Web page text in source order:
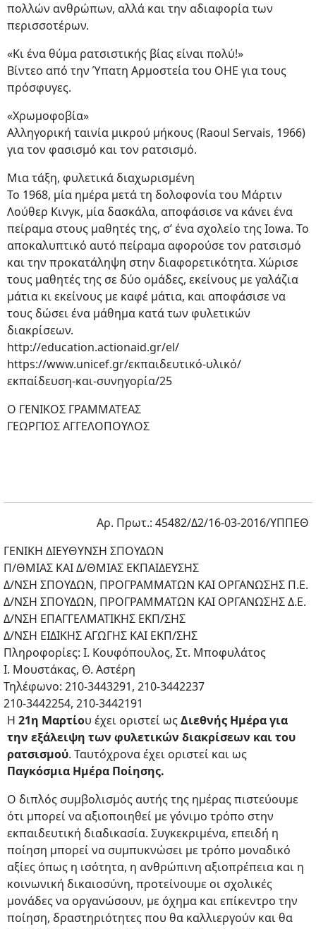
πολλών ανθρώπων, αλλά και την αδιαφορία των
περισσοτέρων.
«Κι ένα θύμα ρατσιστικής βίας είναι πολύ!»
Βίντεο από την Ύπατη Αρμοστεία του ΟΗΕ για τους
πρόσφυγες.
«Χρωμοφοβία»
Αλληγορική ταινία μικρού μήκους (Raoul Servais, 1966)
για τον φασισμό και τον ρατσισμό.
Μια τάξη, φυλετικά διαχωρισμένη
Το 1968, μία ημέρα μετά τη δολοφονία του Μάρτιν
Λούθερ Κινγκ, μία δασκάλα, αποφάσισε να κάνει ένα
πείραμα στους μαθητές της, σ’ ένα σχολείο της Iowa. Το
αποκαλυπτικό αυτό πείραμα αφορούσε τον ρατσισμό
και την προκατάληψη στην διαφορετικότητα. Χώρισε
τους μαθητές της σε δύο ομάδες, εκείνους με γαλάζια
μάτια κι εκείνους με καφέ μάτια, και αποφάσισε να
τους δώσει ένα μάθημα κατά των φυλετικών
διακρίσεων.
http://education.actionaid.gr/el/
https://www.unicef.gr/εκπαιδευτικό-υλικό/
εκπαίδευση-και-συνηγορία/25
Ο ΓΕΝΙΚΟΣ ΓΡΑΜΜΑΤΕΑΣ
ΓΕΩΡΓΙΟΣ ΑΓΓΕΛΟΠΟΥΛΟΣ
Αρ. Πρωτ.: 45482/Δ2/16-03-2016/ΥΠΠΕΘ
ΓΕΝΙΚΗ ΔΙΕΥΘΥΝΣΗ ΣΠΟΥΔΩΝ
Π/ΘΜΙΑΣ ΚΑΙ Δ/ΘΜΙΑΣ ΕΚΠΑΙΔΕΥΣΗΣ
Δ/ΝΣΗ ΣΠΟΥΔΩΝ, ΠΡΟΓΡΑΜΜΑΤΩΝ ΚΑΙ ΟΡΓΑΝΩΣΗΣ Π.Ε.
Δ/ΝΣΗ ΣΠΟΥΔΩΝ, ΠΡΟΓΡΑΜΜΑΤΩΝ ΚΑΙ ΟΡΓΑΝΩΣΗΣ Δ.Ε.
Δ/ΝΣΗ ΕΠΑΓΓΕΛΜΑΤΙΚΗΣ ΕΚΠ/ΣΗΣ
Δ/ΝΣΗ ΕΙΔΙΚΗΣ ΑΓΩΓΗΣ ΚΑΙ ΕΚΠ/ΣΗΣ
Πληροφορίες: Ι. Κουφόπουλος, Στ. Μποφυλάτος
Ι. Μουστάκας, Θ. Αστέρη
Τηλέφωνο: 210-3443291, 210-3442237
210-3442254, 210-3442191
Η 21η Μαρτίου έχει οριστεί ωςΔιεθνής Ημέρα για
την εξάλειψη των φυλετικών διακρίσεων και του
ρατσισμού. Ταυτόχρονα έχει οριστεί και ως
Παγκόσμια Ημέρα Ποίησης.
Ο διπλός συμβολισμός αυτής της ημέρας πιστεύουμε
ότι μπορεί να αξιοποιηθεί με γόνιμο τρόπο στην
εκπαιδευτική διαδικασία. Συγκεκριμένα, επειδή η
ποίηση μπορεί να συμπυκνώσει με τρόπο μοναδικό
αξίες όπως η ισότητα, η ανθρώπινη αξιοπρέπεια και η
κοινωνική δικαιοσύνη, προτείνουμε οι σχολικές
μονάδες να οργανώσουν, με όχημα και επίκεντρο την
ποίηση, δραστηριότητες που θα καλλιεργούν και θα